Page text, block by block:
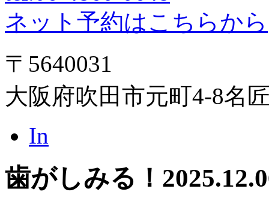
ネット予約はこちらから
〒5640031
大阪府吹田市元町4-8名
In
歯がしみる！